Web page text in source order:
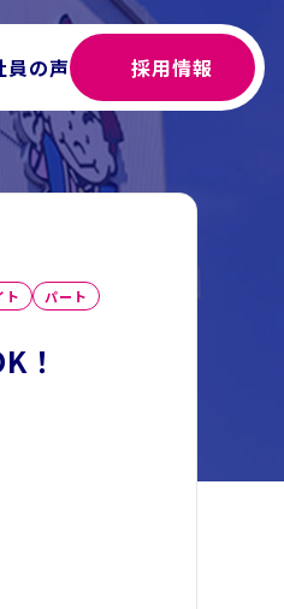
員の声 採用情報
ト パート
！